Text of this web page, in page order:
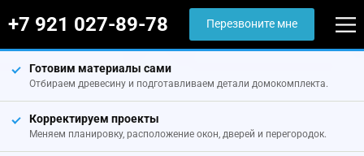
+7 921 027-89-78 Перезвоните мне
Готовим материалы сами
Отбираем древесину и подготавливаем детали домокомплекта.
Корректируем проекты
Меняем планировку, расположение окон, дверей и перегородок.